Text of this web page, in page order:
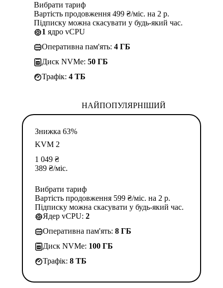
Вибрати тариф
Вартість продовження 499 ₴/міс. на 2 р.
Підписку можна скасувати у будь-який час.
1 ядро vCPU
Оперативна пам'ять: 4 ГБ
Диск NVMe: 50 ГБ
Трафік: 4 TБ
НАЙПОПУЛЯРНІШИЙ
Знижка 63%
KVM 2
1 049 ₴
389 ₴/міс.
Вибрати тариф
Вартість продовження 599 ₴/міс. на 2 р.
Підписку можна скасувати у будь-який час.
Ядер vCPU: 2
Оперативна пам'ять: 8 ГБ
Диск NVMe: 100 ГБ
Трафік: 8 TБ